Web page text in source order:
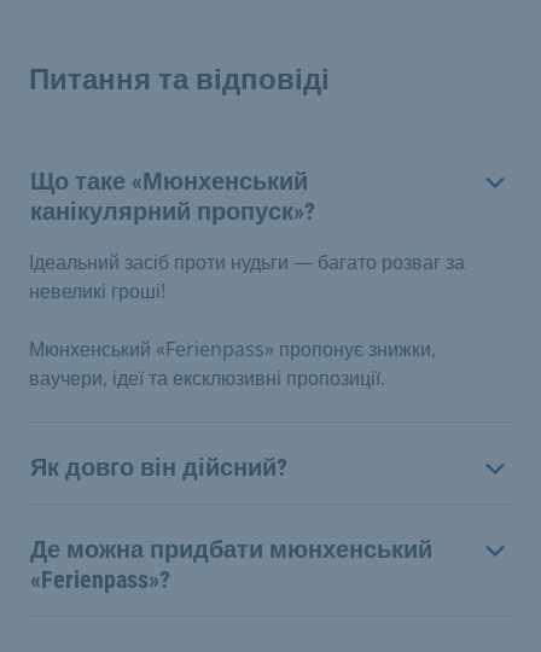
Питання та відповіді
Що таке «Мюнхенський
канікулярний пропуск»?
Ідеальний засіб проти нудьги — багато розваг за
невеликі гроші!
Мюнхенський «Ferienpass» пропонує знижки,
ваучери, ідеї та ексклюзивні пропозиції.
Як довго він дійсний?
Де можна придбати мюнхенський
«Ferienpass»?